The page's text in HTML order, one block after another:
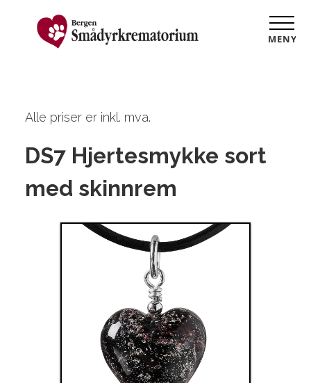
MENY
Alle priser er inkl. mva.
DS7 Hjertesmykke sort
med skinnrem